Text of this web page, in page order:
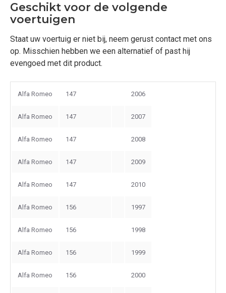
Geschikt voor de volgende
voertuigen
Staat uw voertuig er niet bij, neem gerust contact met ons
op. Misschien hebben we een alternatief of past hij
evengoed met dit product.
Alfa Romeo 147 2006
Alfa Romeo 147 2007
Alfa Romeo 147 2008
Alfa Romeo 147 2009
Alfa Romeo 147 2010
Alfa Romeo 156 1997
Alfa Romeo 156 1998
Alfa Romeo 156 1999
Alfa Romeo 156 2000